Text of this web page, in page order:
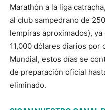
Marathón a la liga
al club sampedrano de
lempiras aproximados),
11,000 dólares diarios por
Mundial, estos días se
de preparación oficial
eliminado.